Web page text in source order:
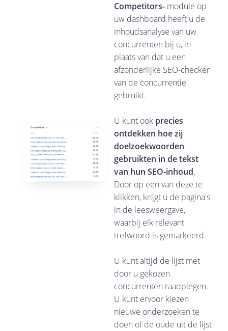
Competitors- module op
uw dashboard heeft u de
inhoudsanalyse van uw
concurrenten bij u, in
plaats van dat u een
afzonderlijke SEO-checker
van de concurrentie
gebruikt.
U kunt ook precies
ontdekken hoe zij
doelzoekwoorden
gebruikten in de tekst
van hun SEO-inhoud.
Door op een van deze te
klikken, krijgt u de pagina's
in de leesweergave,
waarbij elk relevant
trefwoord is gemarkeerd.
U kunt altijd de lijst met
door u gekozen
concurrenten raadplegen.
U kunt ervoor kiezen
nieuwe onderzoeken te
doen of de oude uit de lijst